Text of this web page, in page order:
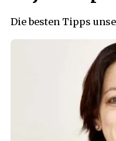
Die besten Tipps